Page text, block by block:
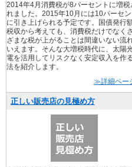
2014年4月消費税が8パーセントに増税
れました。2015年10月には10パーセン
に引き上げられる予定です。国債発行
税収から考えても、消費税だけでなく
ざまな税が上がることは間違いない流
いえます。そんな大増税時代に、太陽
電を活用してリスクなく安定収入を作
法を紹介します。
≫詳細ペー
正しい販売店の見極め方